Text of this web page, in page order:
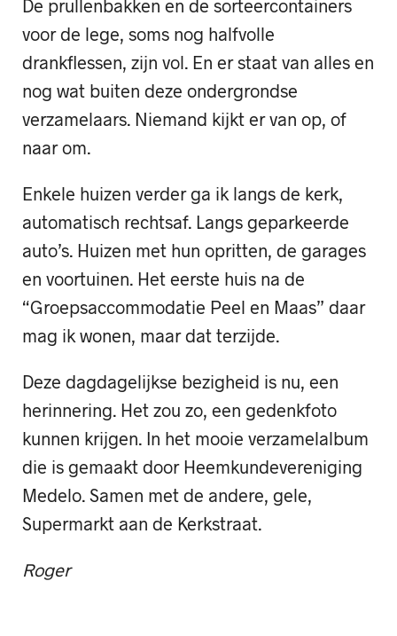
De prullenbakken en de sorteercontainers
voor de lege, soms nog halfvolle
drankflessen, zijn vol. En er staat van alles en
nog wat buiten deze ondergrondse
verzamelaars. Niemand kijkt er van op, of
naar om.
Enkele huizen verder ga ik langs de kerk,
automatisch rechtsaf. Langs geparkeerde
auto’s. Huizen met hun opritten, de garages
en voortuinen. Het eerste huis na de
“Groepsaccommodatie Peel en Maas” daar
mag ik wonen, maar dat terzijde.
Deze dagdagelijkse bezigheid is nu, een
herinnering. Het zou zo, een gedenkfoto
kunnen krijgen. In het mooie verzamelalbum
die is gemaakt door Heemkundevereniging
Medelo. Samen met de andere, gele,
Supermarkt aan de Kerkstraat.
Roger